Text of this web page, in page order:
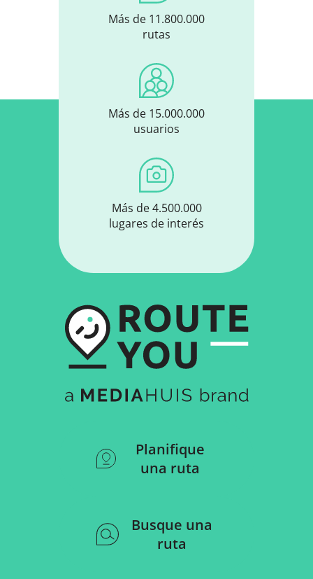
Más de 11.800.000
rutas
Más de 15.000.000
usuarios
Más de 4.500.000
lugares de interés
Planifique
una ruta
Busque una
ruta